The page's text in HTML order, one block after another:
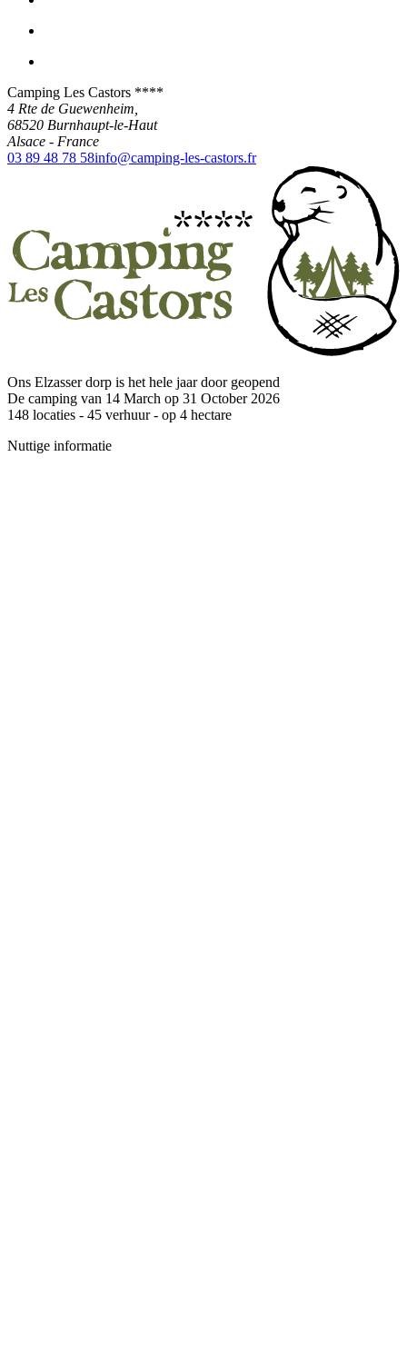
Camping Les Castors ****
4 Rte de Guewenheim,
68520 Burnhaupt-le-Haut
Alsace - France
03 89 48 78 58info@camping-les-castors.fr
Ons Elzasser dorp is het hele jaar door geopend
De camping van 14 March op 31 October 2026
148 locaties - 45 verhuur - op 4 hectare
Nuttige informatie